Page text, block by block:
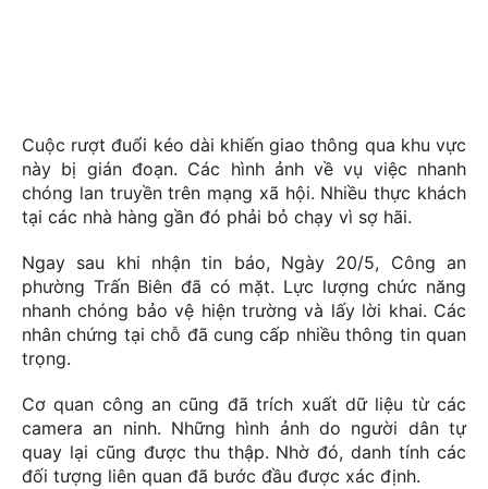
Cuộc rượt đuổi kéo dài khiến giao thông qua khu vực
này bị gián đoạn. Các hình ảnh về vụ việc nhanh
chóng lan truyền trên mạng xã hội. Nhiều thực khách
tại các nhà hàng gần đó phải bỏ chạy vì sợ hãi.
Ngay sau khi nhận tin báo, Ngày 20/5, Công an
phường Trấn Biên đã có mặt. Lực lượng chức năng
nhanh chóng bảo vệ hiện trường và lấy lời khai. Các
nhân chứng tại chỗ đã cung cấp nhiều thông tin quan
trọng.
Cơ quan công an cũng đã trích xuất dữ liệu từ các
camera an ninh. Những hình ảnh do người dân tự
quay lại cũng được thu thập. Nhờ đó, danh tính các
đối tượng liên quan đã bước đầu được xác định.